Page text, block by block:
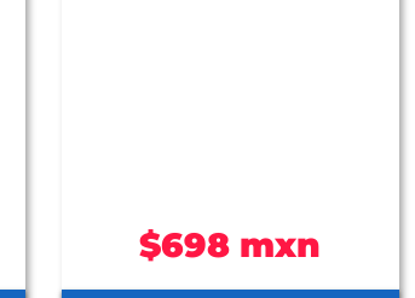
$698 mxn